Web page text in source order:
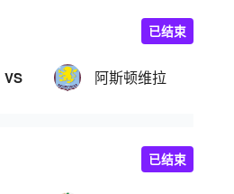
VS 阿斯顿维拉
已结束
已结束